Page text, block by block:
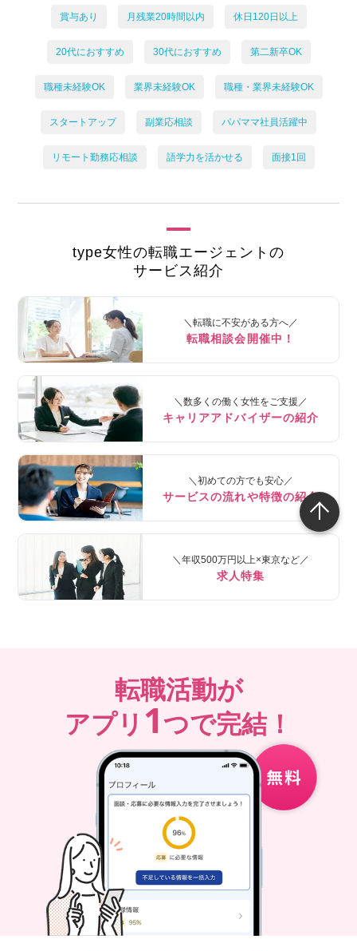
賞与あり 月残業20時間以内 休日120日以上
20代におすすめ 30代におすすめ 第二新卒OK
職種未経験OK 業界未経験OK 職種・業界未経験OK
スタートアップ 副業応相談 パパママ社員活躍中
リモート勤務応相談 語学力を活かせる 面接1回
type女性の転職エージェントの
サービス紹介
＼転職に不安がある方へ／
転職相談会開催中！
＼数多くの働く女性をご支援／
キャリアアドバイザーの紹介
＼初めての方でも安心／
サービスの流れや特徴の紹介
＼年収500万円以上×東京など／
求人特集
転職活動が
アプリ 1つで完結！